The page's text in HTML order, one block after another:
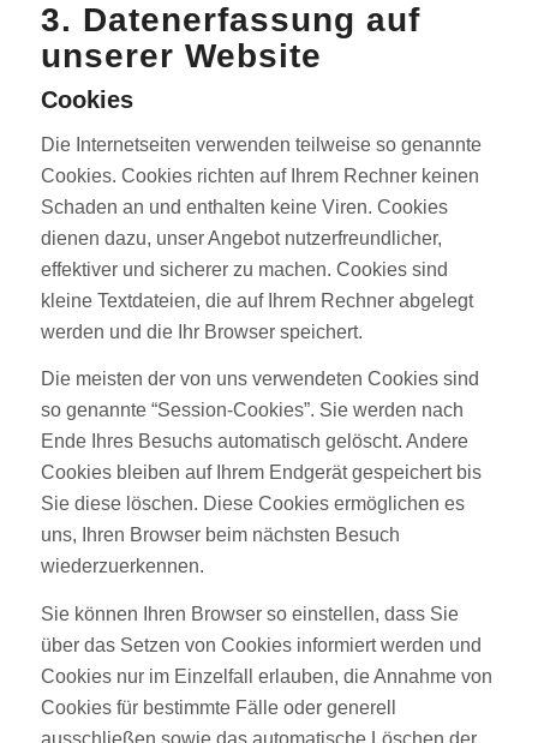
3. Datenerfassung auf
unserer Website
Cookies
Die Internetseiten verwenden teilweise so genannte
Cookies. Cookies richten auf Ihrem Rechner keinen
Schaden an und enthalten keine Viren. Cookies
dienen dazu, unser Angebot nutzerfreundlicher,
effektiver und sicherer zu machen. Cookies sind
kleine Textdateien, die auf Ihrem Rechner abgelegt
werden und die Ihr Browser speichert.
Die meisten der von uns verwendeten Cookies sind
so genannte “Session-Cookies”. Sie werden nach
Ende Ihres Besuchs automatisch gelöscht. Andere
Cookies bleiben auf Ihrem Endgerät gespeichert bis
Sie diese löschen. Diese Cookies ermöglichen es
uns, Ihren Browser beim nächsten Besuch
wiederzuerkennen.
Sie können Ihren Browser so einstellen, dass Sie
über das Setzen von Cookies informiert werden und
Cookies nur im Einzelfall erlauben, die Annahme von
Cookies für bestimmte Fälle oder generell
ausschließen sowie das automatische Löschen der